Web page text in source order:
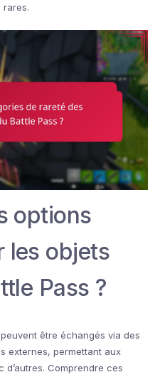
rares.
options
les objets
Pass ?
être échangés via des
externes, permettant aux
d’autres. Comprendre ces